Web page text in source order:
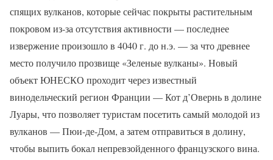
спящих вулканов, которые сейчас покрыты растительным
покровом из-за отсутствия активности — последнее
извержение произошло в 4040 г. до н.э. — за что древнее
место получило прозвище «Зеленые вулканы». Новый
объект ЮНЕСКО проходит через известный
винодельческий регион Франции — Кот д’Овернь в долине
Луары, что позволяет туристам посетить самый молодой из
вулканов — Пюи-де-Дом, а затем отправиться в долину,
чтобы выпить бокал непревзойденного французского вина.